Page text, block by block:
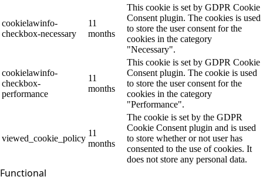
cookielawinfo-
checkbox-necessary
11
months
This cookie is set by GDPR Cookie
Consent plugin. The cookies is used
to store the user consent for the
cookies in the category
"Necessary".
cookielawinfo-
checkbox-
performance
11
months
This cookie is set by GDPR Cookie
Consent plugin. The cookie is used
to store the user consent for the
cookies in the category
"Performance".
viewed_cookie_policy
11
months
The cookie is set by the GDPR
Cookie Consent plugin and is used
to store whether or not user has
consented to the use of cookies. It
does not store any personal data.
Functional